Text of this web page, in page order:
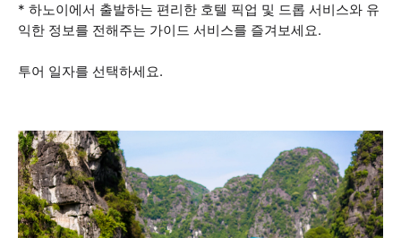
* 하노이에서 출발하는 편리한 호텔 픽업 및 드롭 서비스와 유
익한 정보를 전해주는 가이드 서비스를 즐겨보세요.
투어 일자를 선택하세요.